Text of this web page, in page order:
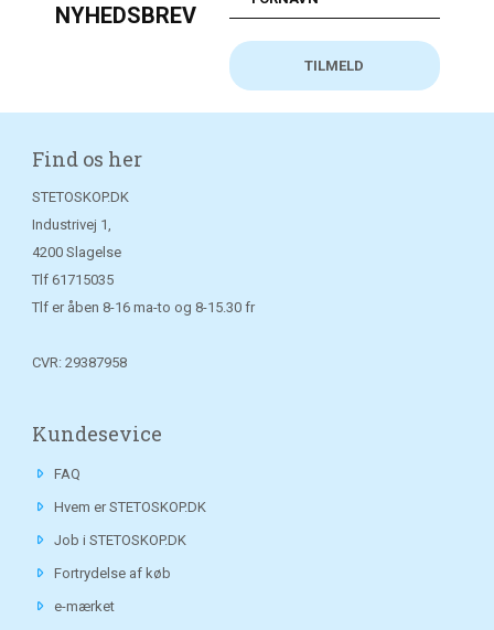
NYHEDSBREV
Find os her
STETOSKOP.DK
Industrivej 1,
4200 Slagelse
Tlf 61715035
Tlf er åben 8-16 ma-to og 8-15.30 fr
CVR: 29387958
Kundesevice
FAQ
Hvem er STETOSKOP.DK
Job i STETOSKOP.DK
Fortrydelse af køb
e-mærket